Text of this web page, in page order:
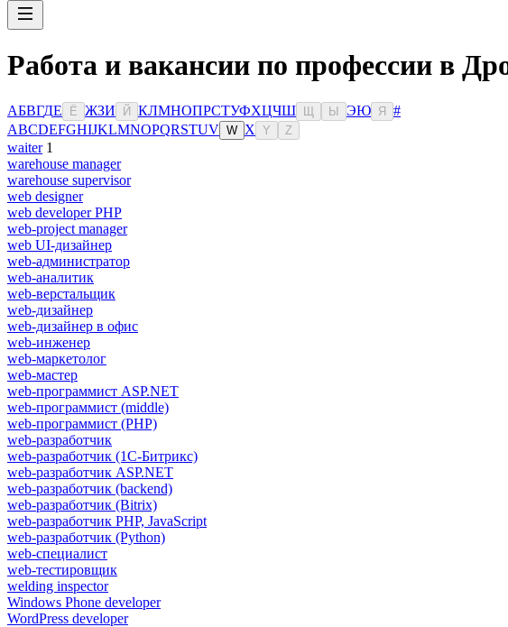
Работа и вакансии по профессии в
АБВГДЕ Ё ЖЗИ Й КЛМНОПРСТУФХЦЧШ Ы ЭЮ Я
#
ABCDEFGHIJKLMNOPQRSTUV W X Y Z
waiter 1
warehouse manager
warehouse supervisor
web designer
web developer PHP
web-project manager
web UI-дизайнер
web-администратор
web-аналитик
web-верстальщик
web-дизайнер
web-дизайнер в офис
web-инженер
web-маркетолог
web-мастер
web-программист ASP.NET
web-программист (middle)
web-программист (PHP)
web-разработчик
web-разработчик (1С-Битрикс)
web-разработчик ASP.NET
web-разработчик (backend)
web-разработчик (Bitrix)
web-разработчик PHP, JavaScript
web-разработчик (Python)
web-специалист
web-тестировщик
welding inspector
Windows Phone developer
WordPress developer